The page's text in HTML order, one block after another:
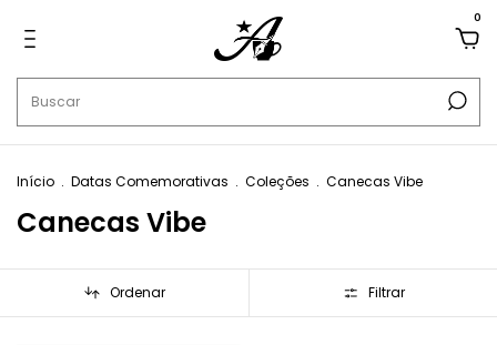
0
Início . Datas Comemorativas . Coleções . Canecas Vibe
Canecas Vibe
Ordenar Filtrar